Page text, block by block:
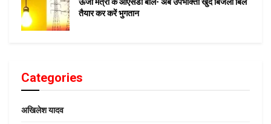
तैयार कर करें भुगतान
Categories
अखिलेश यादव